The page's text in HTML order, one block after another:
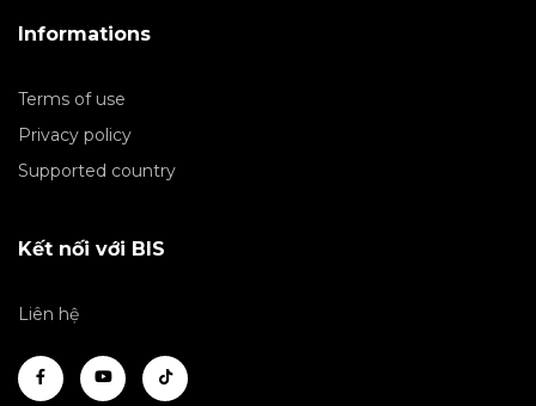
Informations
Terms of use
Privacy policy
Supported country
Kết nối với BIS
Liên hệ